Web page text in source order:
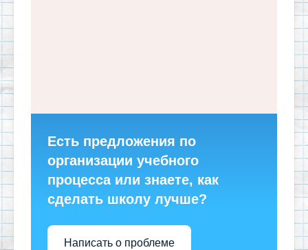
Есть предложения по
организации учебного
процесса или знаете, как
сделать школу лучше?
Написать о проблеме